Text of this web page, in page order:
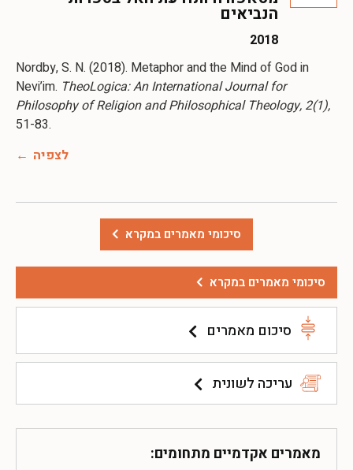
סיכומי מאמרים במקרא
סיכום מאמרים
עריכה לשונית
מאמרים אקדמיים מתחומים:
הנביאים
2018
Nordby, S. N. (2018). Metaphor and the Mind of God in
Nevi’im. TheoLogica: An International Journal for
Philosophy of Religion and Philosophical Theology, 2(1),
לצפיה
סיכומי מאמרים במקרא